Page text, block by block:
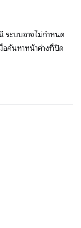
ระบบอาจไม่กำหนด
อค้นหาหน้าต่างที่ปิด